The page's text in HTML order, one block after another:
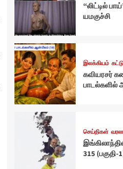
“லிட்டில்
யமகுச்சி
இலக்கியம்
கவியரசர்
பாடல்களில்
செய்திகள்
315 (பகுதி-